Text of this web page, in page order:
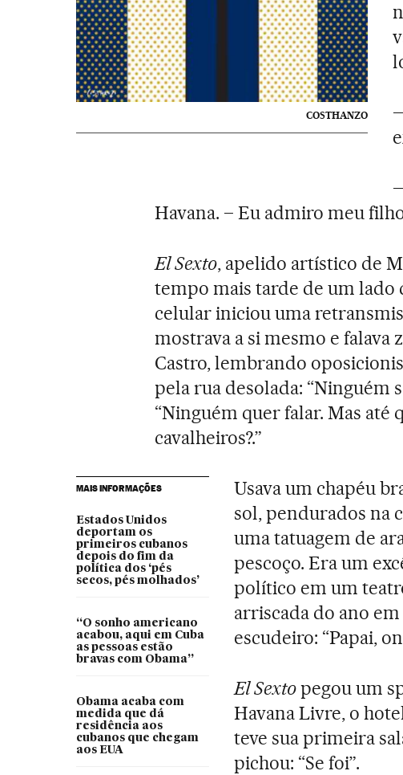
COSTHANZO
Havana. – Eu admiro meu
El Sexto, apelido artístico de
tempo mais tarde de um lado
celular iniciou uma
mostrava a si mesmo e falava
Castro, lembrando
pela rua desolada: “Ninguém
“Ninguém quer falar. Mas até
cavalheiros?.”
MAIS INFORMAÇÕES
Estados Unidos
deportam os
primeiros cubanos
depois do fim da
política dos ‘pés
secos, pés molhados’
“O sonho americano
acabou, aqui em Cuba
as pessoas estão
bravas com Obama”
Obama acaba com
medida que dá
residência aos
cubanos que chegam
aos EUA
Usava um chapéu
sol, pendurados na
uma tatuagem de
pescoço. Era um
político em um
arriscada do ano
escudeiro: “Papai,
El Sextopegou um
Havana Livre, o
teve sua primeira
pichou: “Se foi”.